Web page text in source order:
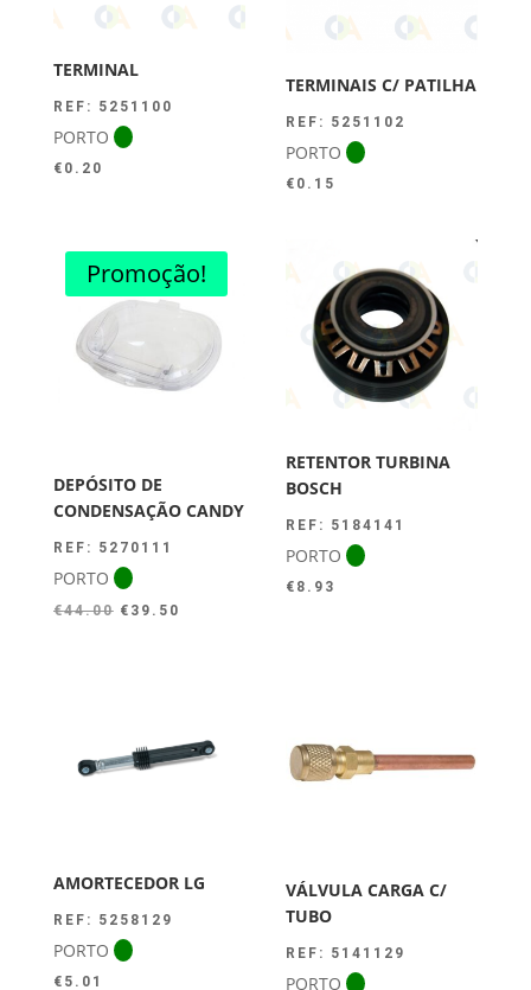
TERMINAL
REF: 5251100
PORTO
€ 0.20
TERMINAIS C/ PATILHA
REF: 5251102
PORTO
€ 0.15
Promoção!
DEPÓSITO DE
CONDENSAÇÃO CANDY
REF: 5270111
PORTO
€44.00 O
€ 39.50
RETENTOR TURBINA
BOSCH
REF: 5184141
PORTO
€ 8.93
AMORTECEDOR LG
REF: 5258129
PORTO
€ 5.01
VÁLVULA CARGA C/
TUBO
REF: 5141129
PORTO